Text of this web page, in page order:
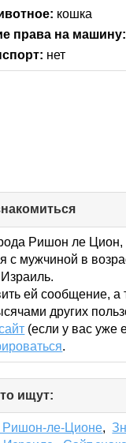
кошка
права на машину:
нет
to
collapse
Ришон ле Цион,
с мужчиной в
ей сообщение, а
других
(если у вас уже
.
ищут:
to
collapse
Ришон-ле-Ционе,